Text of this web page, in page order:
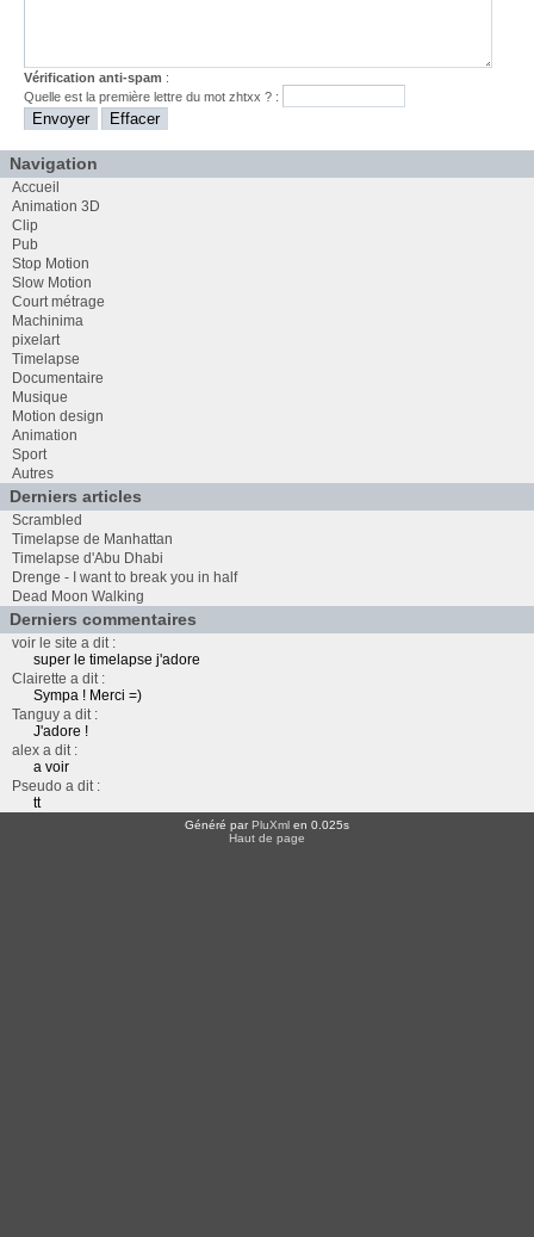
Vérification anti-spam :
Quelle est lapremière lettre du motzhtxx ? :
Navigation
Accueil
Animation 3D
Clip
Pub
Stop Motion
Slow Motion
Court métrage
Machinima
pixelart
Timelapse
Documentaire
Musique
Motion design
Animation
Sport
Autres
Derniers articles
Scrambled
Timelapse de Manhattan
Timelapse d'Abu Dhabi
Drenge - I want to break you in half
Dead Moon Walking
Derniers commentaires
voir le site a dit :
super le timelapse j'adore
Clairette a dit :
Sympa ! Merci =)
Tanguy a dit :
J'adore !
alex a dit :
a voir
Pseudo a dit :
tt
Généré parPluXml en 0.025s
Haut de page